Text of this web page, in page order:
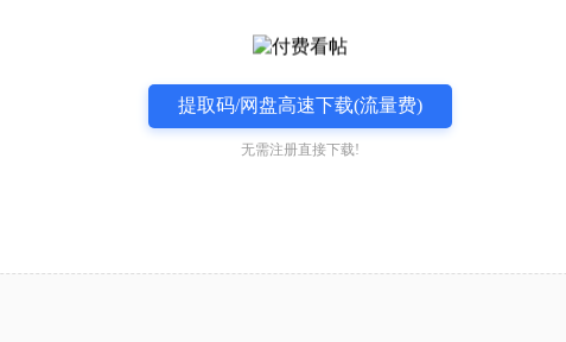
提取码/网盘高速下载(流量费)
无需注册直接下载!